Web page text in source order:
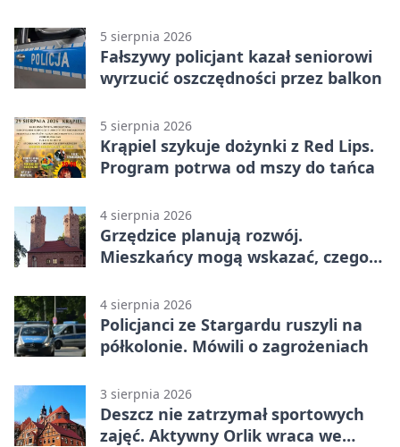
5 sierpnia 2026
Fałszywy policjant kazał seniorowi
wyrzucić oszczędności przez balkon
5 sierpnia 2026
Krąpiel szykuje dożynki z Red Lips.
Program potrwa od mszy do tańca
4 sierpnia 2026
Grzędzice planują rozwój.
Mieszkańcy mogą wskazać, czego
4 sierpnia 2026
Policjanci ze Stargardu ruszyli na
półkolonie. Mówili o zagrożeniach
3 sierpnia 2026
Deszcz nie zatrzymał sportowych
zajęć. Aktywny Orlik wraca we